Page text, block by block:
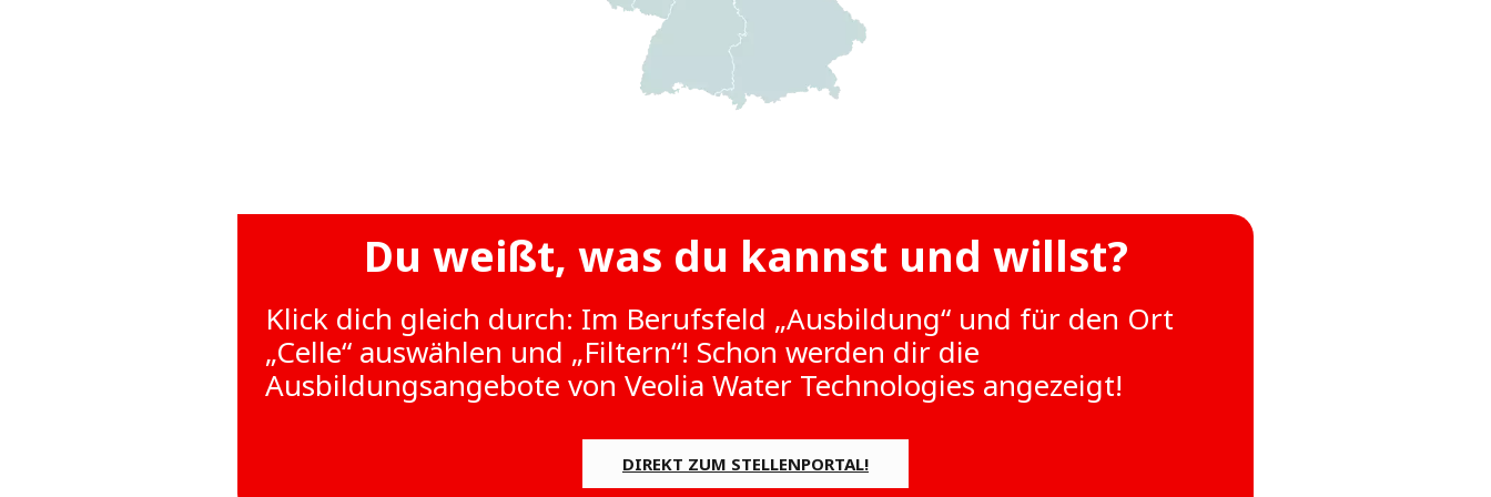
Du weißt, was du kannst und willst?
Klick dich gleich durch: Im Berufsfeld „Ausbildung“ und für den Ort
„Celle“ auswählen und „Filtern“! Schon werden dir die
Ausbildungsangebote von Veolia Water Technologies angezeigt!
DIREKT ZUM STELLENPORTAL!